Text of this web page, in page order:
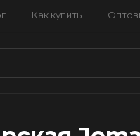
Как купить